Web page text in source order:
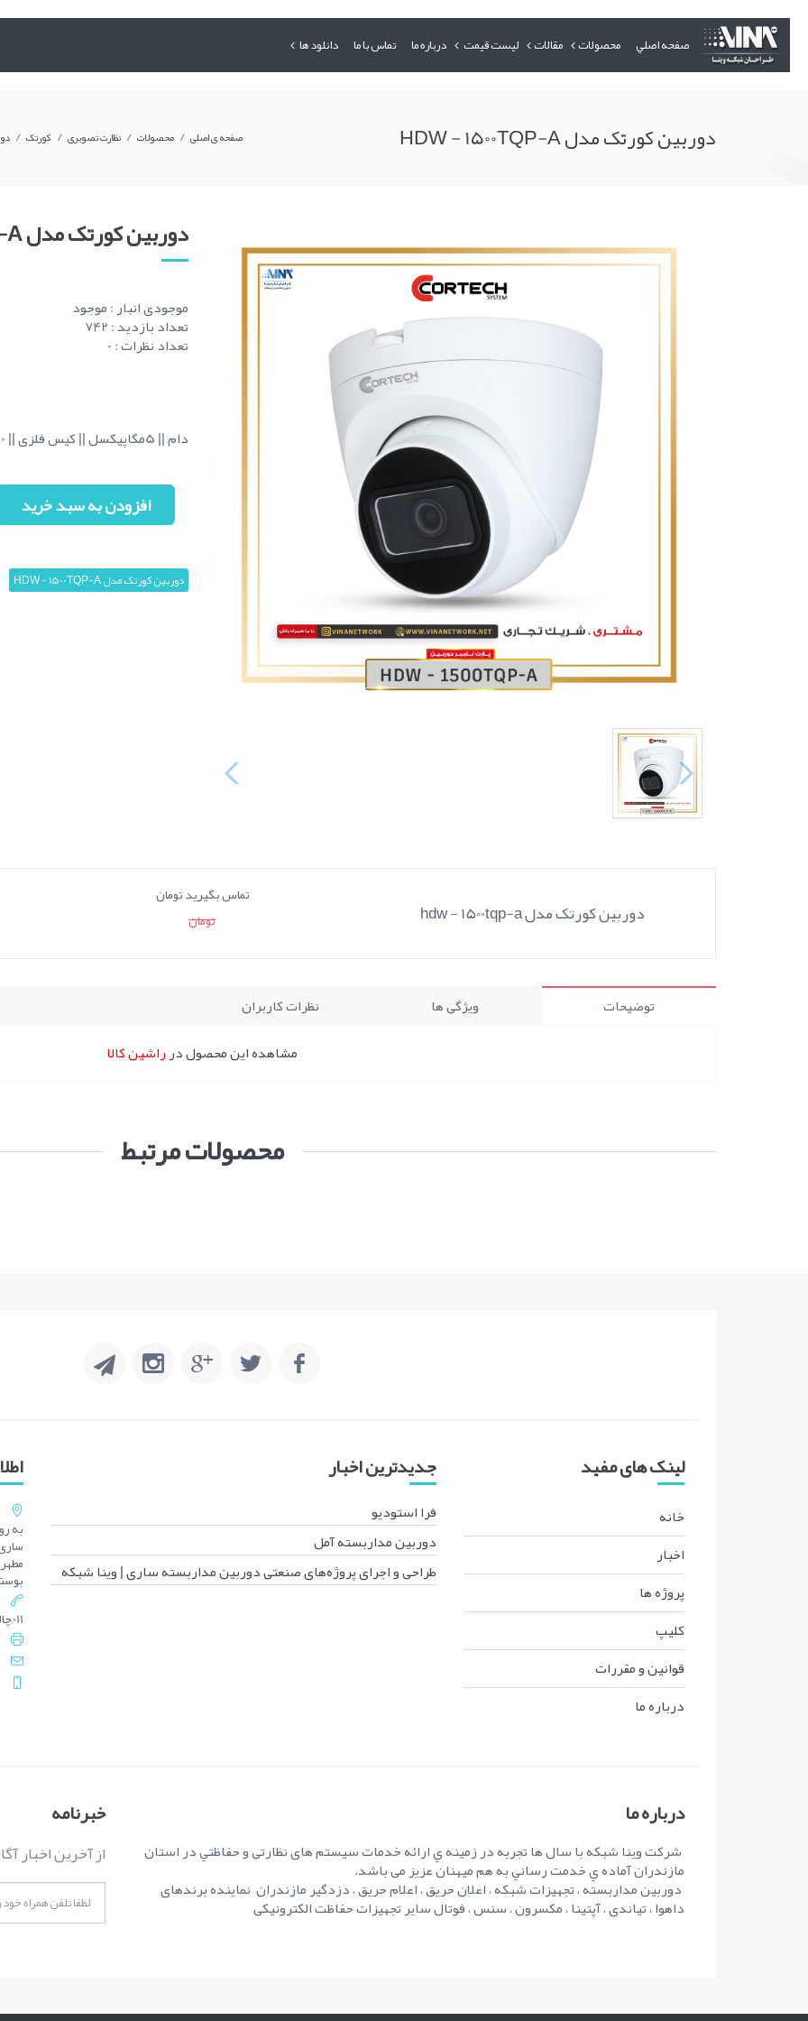
صفحه اصلي محصولات مقالات لیست قیمت درباره ما تماس با ما دانلود ها
دوربین کورتک مدل HDW - 1500TQP-A صفحه ی اصلی / محصولات / نظارت تصویری / کورتک /
دوربین کورتک مدل HDW - 1500TQP-A
موجودی انبار :موجود
تعداد بازدید : 742
تعداد نظرات : 0
دام || 5مگاپیکسل || کیس فلزی || 40 متر دید در شب
افزودن به سبد خرید
دوربین کورتک مدل HDW - 1500TQP-A
دوربین کورتک مدل hdw - 1500tqp-a
تماس بگیرید تومان
تومان
توضیحات ویژگی ها
نظرات کاربران
مشاهده این محصول درراشین کالا
محصولات مرتبط
لینک های مفید
خانه
اخبار
پروژه ها
کليپ
قوانين و مقررات
درباره ما
جدیدترین اخبار
فرا استودیو
دوربین مداربسته آمل
طراحی و اجرای پروژه‌های صنعتی دوربین مداربسته ساری | وینا شبکه
011,چالوس : 3-0092 5222 - 011
درباره ما
شرکت وينا شبکه با سال ها تجربه در زمينه ي ارائه خدمات سیستم های نظارتی و حفاظتي در استان
مازندران آماده ي خدمت رساني به هم ميهنان عزيز می باشد.
دوربین مداربسته ، تجهیزات شبکه ، اعلان حریق ، اعلام حریق ، دزدگیر مازندران نماینده برندهای
داهوا ، تیاندی ، آپتینا ، مکسرون ، سنس ، فوتال سایر تجهیزات حفاظت الکترونیکی
خبرنامه
از آخرین اخبار